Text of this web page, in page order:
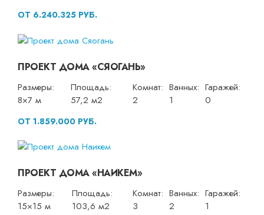
ОТ 6.240.325 РУБ.
ПРОЕКТ ДОМА «СЯОГАНЬ»
Размеры:
8×7 м
Площадь:
57,2 м2
Комнат:
2
Ванных:
1
Гаражей:
0
ОТ 1.859.000 РУБ.
ПРОЕКТ ДОМА «НАИКЕМ»
Размеры:
15×15 м
Площадь:
103,6 м2
Комнат:
3
Ванных:
2
Гаражей:
1